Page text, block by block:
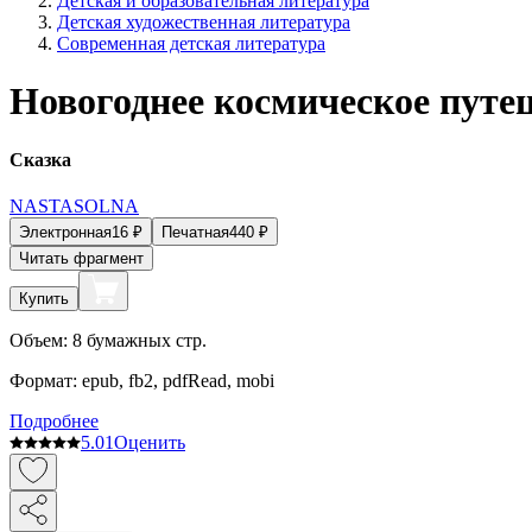
Детская художественная литература
Современная детская литература
Новогоднее космическое
Сказка
NASTASOLNA
Электронная16 ₽ Печатная440 ₽
Читать фрагмент
Купить
Объем: 8 бумажных стр.
Формат: epub, fb2, pdfRead, mobi
Подробнее
5.01Оценить